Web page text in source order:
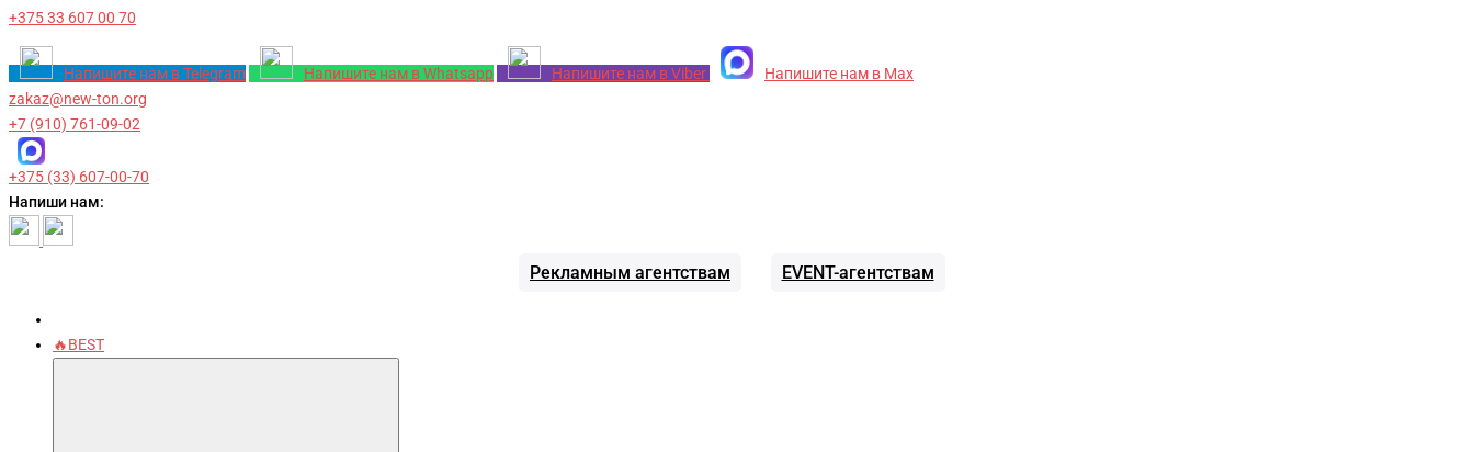
+375 33 607 00 70
Напишите нам в Telegram Напишите нам в Whatsapp Напишите нам в Viber
Напишите нам в Max
zakaz@new-ton.org
+7 (910) 761-09-02
+375 (33) 607-00-70
Напиши нам:
Рекламным агентствам EVENT-агентствам
🔥BEST